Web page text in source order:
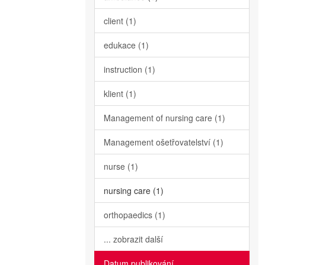
client (1)
edukace (1)
instruction (1)
klient (1)
Management of nursing care (1)
Management ošetřovatelství (1)
nurse (1)
nursing care (1)
orthopaedics (1)
... zobrazit další